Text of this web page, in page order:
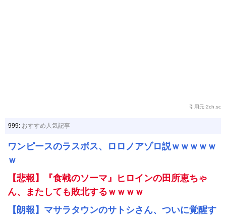
引用元:2ch.sc
999: おすすめ人気記事
ワンピースのラスボス、ロロノアゾロ説ｗｗｗｗｗ
ｗ
【悲報】『食戟のソーマ』ヒロインの田所恵ちゃ
ん、またしても敗北するｗｗｗｗ
【朗報】マサラタウンのサトシさん、ついに覚醒す